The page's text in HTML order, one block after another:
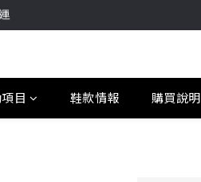
目 鞋款情報 購買說明